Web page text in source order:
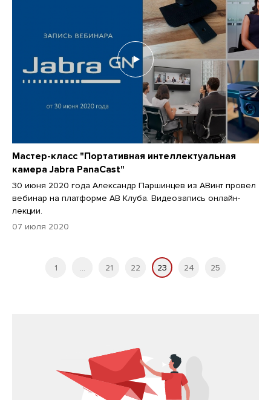
Мастер-класс "Портативная интеллектуальная
камера Jabra PanaCast"
30 июня 2020 года Александр Паршинцев из АВинт провел
вебинар на платформе АВ Клуба. Видеозапись онлайн-
лекции.
07 июля 2020
1 ... 21 22 23 24 25